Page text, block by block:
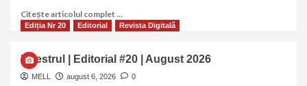
Citește articolul complet ...
Ediția Nr 20 Editorial Revista Digitală
Maestrul | Editorial #20 | August 2026
MELL august 6, 2026 0